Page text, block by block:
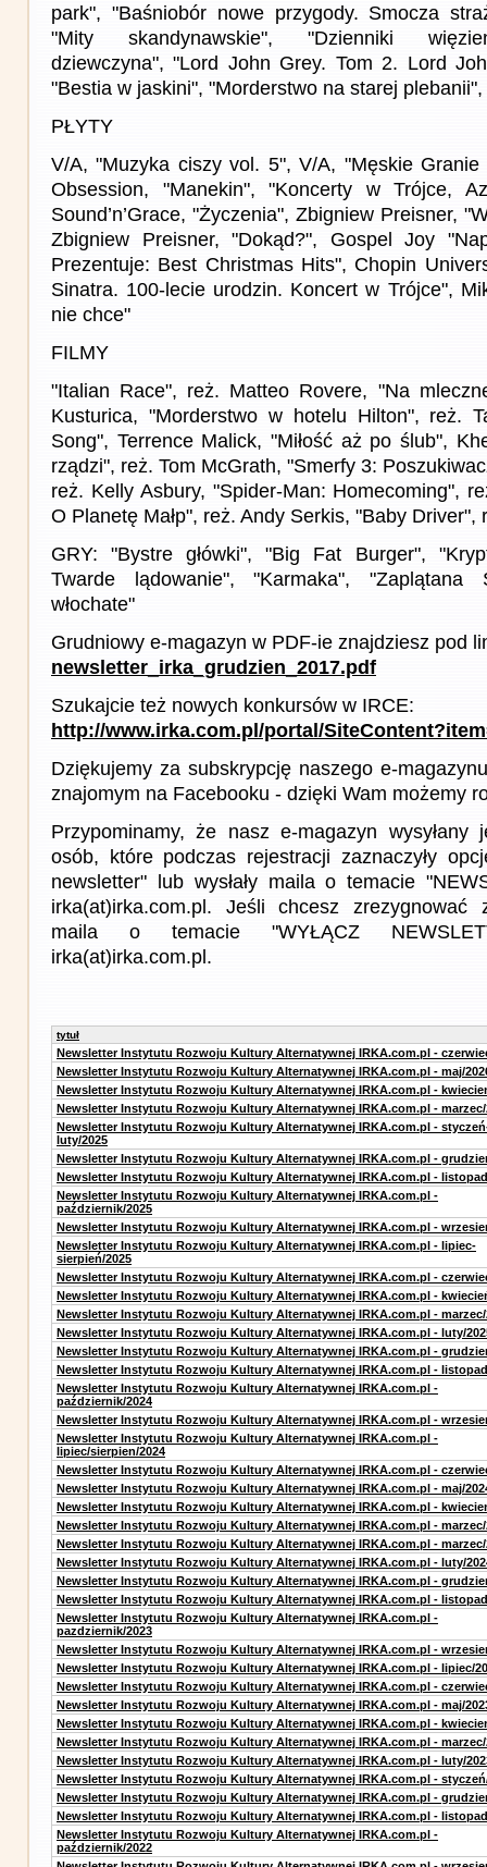
park", "Baśniobór nowe przygody. Smocza
"Mity skandynawskie", "Dzienniki
dziewczyna", "Lord John Grey. Tom 2. Lord
"Bestia w jaskini", "Morderstwo na starej
PŁYTY
V/A, "Muzyka ciszy vol. 5", V/A, "Męskie
Obsession, "Manekin", "Koncerty w Trójce,
Sound’n’Grace, "Życzenia", Zbigniew Preisner,
Zbigniew Preisner, "Dokąd?", Gospel Joy
Prezentuje: Best Christmas Hits", Chopin
Sinatra. 100-lecie urodzin. Koncert w Trójce",
nie chce"
FILMY
"Italian Race", reż. Matteo Rovere, "Na
Kusturica, "Morderstwo w hotelu Hilton", reż.
Song", Terrence Malick, "Miłość aż po ślub",
rządzi", reż. Tom McGrath, "Smerfy 3:
reż. Kelly Asbury, "Spider-Man: Homecoming",
O Planetę Małp", reż. Andy Serkis, "Baby Driver",
GRY: "Bystre główki", "Big Fat Burger",
Twarde lądowanie", "Karmaka",
włochate"
Grudniowy e-magazyn w PDF-ie znajdziesz pod
newsletter_irka_grudzien_2017.pdf
Szukajcie też nowych konkursów w IRCE:
http://www.irka.com.pl/portal/
Dziękujemy za subskrypcję naszego e-
znajomym na Facebooku - dzięki Wam możemy
Przypominamy, że nasz e-magazyn
osób, które podczas rejestracji zaznaczyły
newsletter" lub wysłały maila o temacie
irka(at)irka.com.pl. Jeśli chcesz zrezygnować
maila o temacie "WYŁĄCZ
irka(at)irka.com.pl.
tytuł
Newsletter Instytutu Rozwoju Kultury Alternatywnej IRKA.com.pl -
Newsletter Instytutu Rozwoju Kultury Alternatywnej IRKA.com.pl - maj/
Newsletter Instytutu Rozwoju Kultury Alternatywnej IRKA.com.pl -
Newsletter Instytutu Rozwoju Kultury Alternatywnej IRKA.com.pl - marzec/
Newsletter Instytutu Rozwoju Kultury Alternatywnej IRKA.com.pl -
luty/2025
Newsletter Instytutu Rozwoju Kultury Alternatywnej IRKA.com.pl -
Newsletter Instytutu Rozwoju Kultury Alternatywnej IRKA.com.pl -
Newsletter Instytutu Rozwoju Kultury Alternatywnej IRKA.com.pl -
październik/2025
Newsletter Instytutu Rozwoju Kultury Alternatywnej IRKA.com.pl -
Newsletter Instytutu Rozwoju Kultury Alternatywnej IRKA.com.pl - lipiec-
sierpień/2025
Newsletter Instytutu Rozwoju Kultury Alternatywnej IRKA.com.pl -
Newsletter Instytutu Rozwoju Kultury Alternatywnej IRKA.com.pl -
Newsletter Instytutu Rozwoju Kultury Alternatywnej IRKA.com.pl - marzec/
Newsletter Instytutu Rozwoju Kultury Alternatywnej IRKA.com.pl - luty/
Newsletter Instytutu Rozwoju Kultury Alternatywnej IRKA.com.pl -
Newsletter Instytutu Rozwoju Kultury Alternatywnej IRKA.com.pl -
Newsletter Instytutu Rozwoju Kultury Alternatywnej IRKA.com.pl -
październik/2024
Newsletter Instytutu Rozwoju Kultury Alternatywnej IRKA.com.pl -
Newsletter Instytutu Rozwoju Kultury Alternatywnej IRKA.com.pl -
lipiec/sierpien/2024
Newsletter Instytutu Rozwoju Kultury Alternatywnej IRKA.com.pl -
Newsletter Instytutu Rozwoju Kultury Alternatywnej IRKA.com.pl - maj/
Newsletter Instytutu Rozwoju Kultury Alternatywnej IRKA.com.pl -
Newsletter Instytutu Rozwoju Kultury Alternatywnej IRKA.com.pl - marzec/
Newsletter Instytutu Rozwoju Kultury Alternatywnej IRKA.com.pl - marzec/
Newsletter Instytutu Rozwoju Kultury Alternatywnej IRKA.com.pl - luty/
Newsletter Instytutu Rozwoju Kultury Alternatywnej IRKA.com.pl -
Newsletter Instytutu Rozwoju Kultury Alternatywnej IRKA.com.pl -
Newsletter Instytutu Rozwoju Kultury Alternatywnej IRKA.com.pl -
pazdziernik/2023
Newsletter Instytutu Rozwoju Kultury Alternatywnej IRKA.com.pl -
Newsletter Instytutu Rozwoju Kultury Alternatywnej IRKA.com.pl - lipiec/
Newsletter Instytutu Rozwoju Kultury Alternatywnej IRKA.com.pl -
Newsletter Instytutu Rozwoju Kultury Alternatywnej IRKA.com.pl - maj/
Newsletter Instytutu Rozwoju Kultury Alternatywnej IRKA.com.pl -
Newsletter Instytutu Rozwoju Kultury Alternatywnej IRKA.com.pl - marzec/
Newsletter Instytutu Rozwoju Kultury Alternatywnej IRKA.com.pl - luty/
Newsletter Instytutu Rozwoju Kultury Alternatywnej IRKA.com.pl -
Newsletter Instytutu Rozwoju Kultury Alternatywnej IRKA.com.pl -
Newsletter Instytutu Rozwoju Kultury Alternatywnej IRKA.com.pl -
Newsletter Instytutu Rozwoju Kultury Alternatywnej IRKA.com.pl -
październik/2022